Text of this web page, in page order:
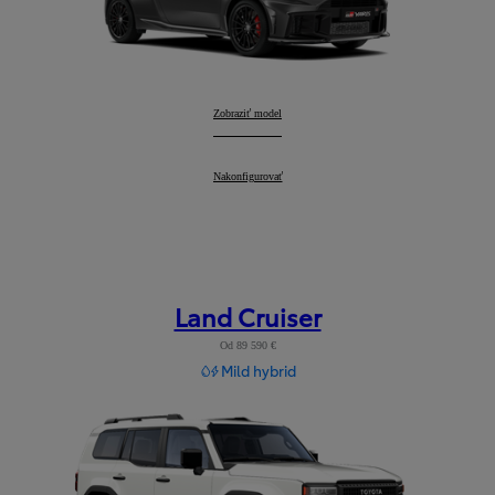
GR Yaris :
Zobraziť model
GR Yaris:
Nakonfigurovať
Land Cruiser
Od 89 590 €
Mild hybrid